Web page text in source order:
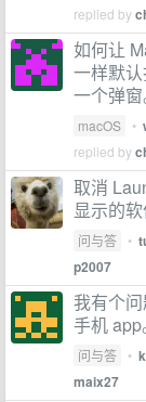
replied by
如何让
一样默
一个弹窗
macOS •
replied by
取消
显示的
问与答 •
p2007
我有个
手机 app
问与答 •
maix27